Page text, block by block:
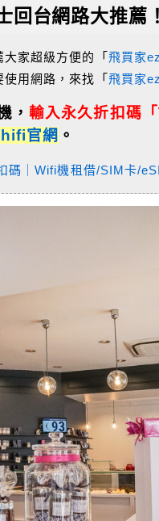
回台網路大推薦！
家超級方便的「 飛買家
用網路，來找「 飛買家
，輸入永久折扣碼
官網 。
碼｜Wifi機租借/SIM卡/